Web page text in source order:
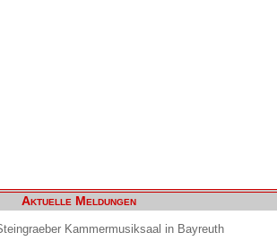
Aktuelle Meldungen
Kammermusiksaal in Bayreuth